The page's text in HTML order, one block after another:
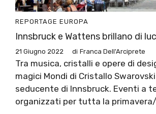
REPORTAGE EUROPA
Innsbruck e Wattens brillano di
21 Giugno 2022 di Franca Dell'Arciprete
Tra musica, cristalli e opere di
magici Mondi di Cristallo
seducente di Innsbruck. Eventi a
organizzati per tutta la